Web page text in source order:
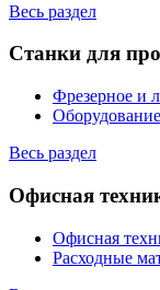
Весь раздел
Станки для
Фрезерное и
Весь раздел
Офисная
Офисная
Расходные